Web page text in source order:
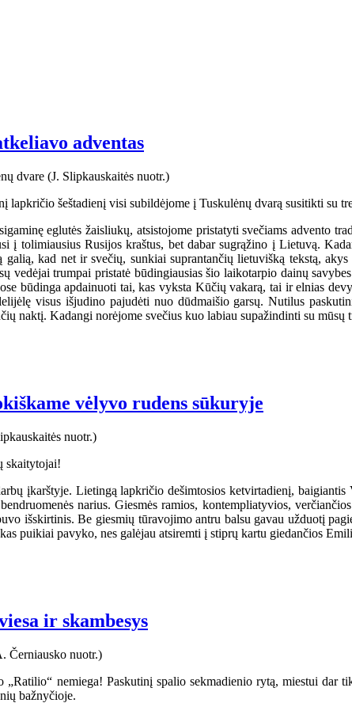
adventas
lapkričio šeštadienį visi subildėjome į Tuskulėnų dvarą susitikti su
eglutės žaisliukų, atsistojome pristatyti svečiams advento
į tolimiausius Rusijos kraštus, bet dabar sugrąžino į Lietuvą.
kad net ir svečių, sunkiai suprantančių lietuvišką tekstą,
vedėjai trumpai pristatė būdingiausias šio laikotarpio dainų
būdinga apdainuoti tai, kas vyksta Kūčių vakarą, tai ir elnias
visus išjudino pajudėti nuo dūdmaišio garsų. Nutilus
naktį. Kadangi norėjome svečius kuo labiau supažindinti su mūsų
vėlyvo rudens sūkuryje
skaitytojai!
įkarštyje. Lietingą lapkričio dešimtosios ketvirtadienį,
narius. Giesmės ramios, kontempliatyvios,
išskirtinis. Be giesmių tūravojimo antru balsu gavau užduotį
puikiai pavyko, nes galėjau atsiremti į stiprų kartu giedančios
ir skambesys
„Ratilio“ nemiega! Paskutinį spalio sekmadienio rytą, miestui
bažnyčioje.